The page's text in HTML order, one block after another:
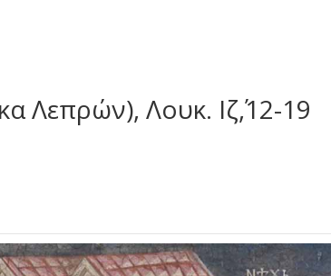
Λεπρών), Λουκ. Ιζ΄,12-19